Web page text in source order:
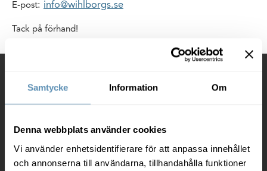
Samtycke Information Om
Denna webbplats använder cookies
Vi använder enhetsidentifierare för att anpassa innehållet
och annonserna till användarna, tillhandahålla funktioner
E-post: info@wihlborgs.se
Tack på förhand!
Wihlborgs Fastigheter AB
20120 Malmö
Org. nr. 556367-0230